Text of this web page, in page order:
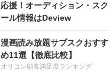
応援！オーディション・スク
ール情報はDeview
漫画読み放題サブスクおすす
め11選【徹底比較】
オリコン顧客満足度ランキング